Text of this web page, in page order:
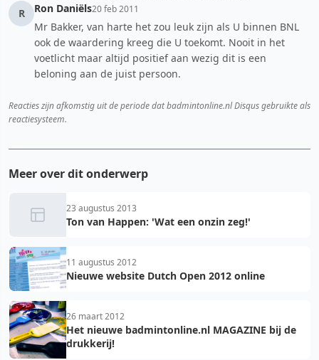
R
Ron Daniëls20 feb 2011
Mr Bakker, van harte het zou leuk zijn als U binnen BNL
ook de waardering kreeg die U toekomt. Nooit in het
voetlicht maar altijd positief aan wezig dit is een
beloning aan de juist persoon.
Reacties zijn afkomstig uit de periode dat badmintonline.nl Disqus gebruikte als
reactiesysteem.
Meer over dit onderwerp
23 augustus 2013
Ton van Happen: 'Wat een onzin zeg!'
11 augustus 2012
Nieuwe website Dutch Open 2012 online
26 maart 2012
Het nieuwe badmintonline.nl MAGAZINE bij de
drukkerij!